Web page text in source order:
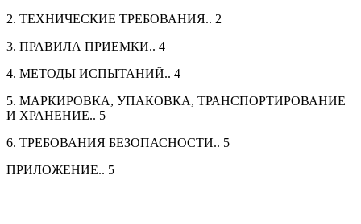
2. ТЕХНИЧЕСКИЕ ТРЕБОВАНИЯ.. 2
3. ПРАВИЛА ПРИЕМКИ.. 4
4. МЕТОДЫ ИСПЫТАНИЙ.. 4
5. МАРКИРОВКА, УПАКОВКА, ТРАНСПОРТИРОВАНИЕ
И ХРАНЕНИЕ.. 5
6. ТРЕБОВАНИЯ БЕЗОПАСНОСТИ.. 5
ПРИЛОЖЕНИЕ.. 5